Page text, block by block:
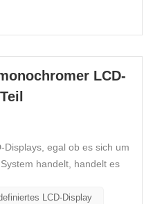
LCD-
egal ob es sich um
handelt, handelt es
Teilen besteht. Das
LCD-Display